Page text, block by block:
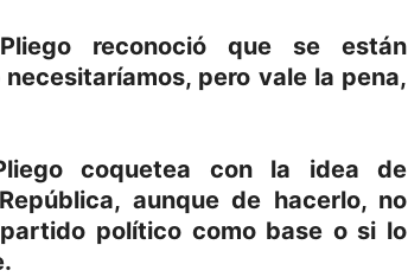
reconoció que se están
pero vale la pena,
coquetea con la idea de
aunque de hacerlo, no
político como base o si lo